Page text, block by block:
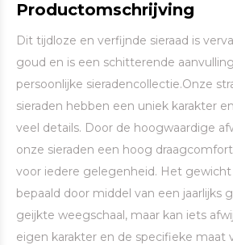
Productomschrijving
Dit tijdloze en verfijnde sieraad is
goud en is een schitterende
persoonlijke sieradencollectie.Onze
sieraden hebben een uniek karakter
veel details. Door de hoogwaardige
onze sieraden een hoog
voor iedere gelegenheid. Het
bepaald door middel van een jaarlijks
geijkte weegschaal, maar kan iets
eigen karakter en de specifieke maat